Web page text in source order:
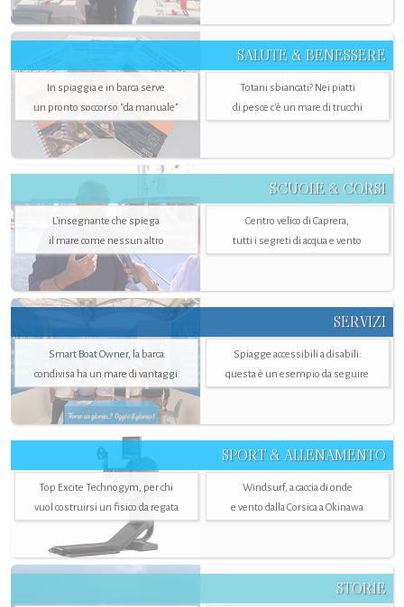
SALUTE & BENESSERE
In spiaggia e in barca serve
un pronto soccorso "da manuale"
Totani sbiancati? Nei piatti
di pesce c'è un mare di trucchi
SCUOLE & CORSI
L'insegnante che spiega
il mare come nessun altro
Centro velico di Caprera,
tutti i segreti di acqua e vento
SERVIZI
Smart Boat Owner, la barca
condivisa ha un mare di vantaggi
Spiagge accessibili a disabili:
questa è un esempio da seguire
SPORT & ALLENAMENTO
Top Excite Technogym, per chi
vuol costruirsi un fisico da regata
Windsurf, a caccia di onde
e vento dalla Corsica a Okinawa
STORIE